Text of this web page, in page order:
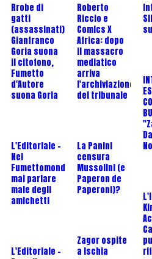
Rrobe di
gatti
(assassinati):
Gianfranco
Goria suona
il citofono,
Fumetto
d'Autore
suona Goria
L'Editoriale -
Nel
Fumettomondo
mai parlare
male degli
amichetti
L'Editoriale -
Roberto
Riccio e
Comics X
Africa: dopo
il massacro
mediatico
arriva
l'archiviazione
del tribunale
La Panini
censura
Mussolini (e
Paperon de
Paperoni)?
Zagor ospite
a Ischia